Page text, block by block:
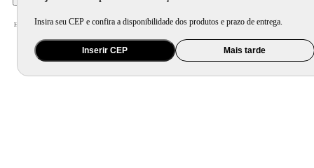
Insira seu CEP e confira a disponibilidade dos produtos e prazo de entrega.
Inserir CEP Mais tarde
Home Brinquedo e Colecionável / Primeira Infância e Pelúcia